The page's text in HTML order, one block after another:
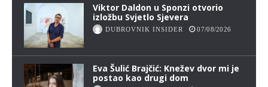
Viktor Daldon u Sponzi otvorio
izložbu Svjetlo Sjevera
DUBROVNIK INSIDER 07/08/2026
Eva Šulić Brajčić: Knežev dvor mi je
postao kao drugi dom